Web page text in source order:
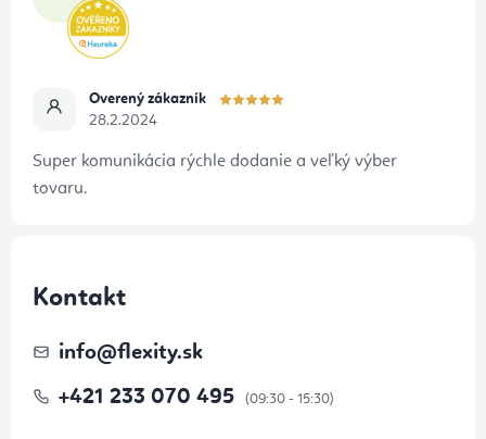
Overený zákazník
28.2.2024
Super komunikácia rýchle dodanie a veľký výber
tovaru.
Kontakt
info@flexity.sk
+421 233 070 495